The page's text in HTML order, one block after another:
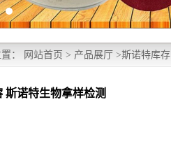
： 网站首页 > 产品展厅 >斯诺特库存
斯诺特生物拿样检测